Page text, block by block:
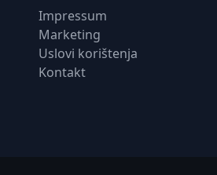
Impressum
Marketing
Uslovi korištenja
Kontakt